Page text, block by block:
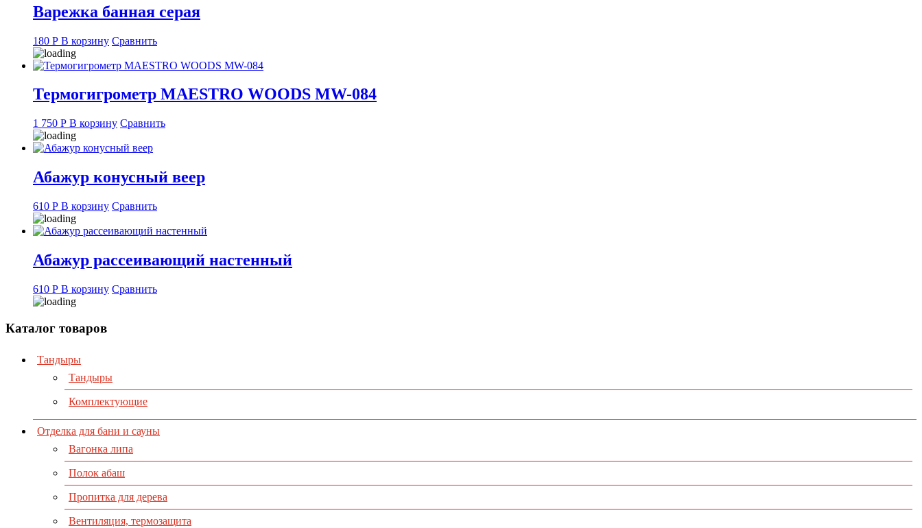
Варежка банная серая
180 Р В корзину Сравнить
Термогигрометр MAESTRO WOODS MW-084
1 750 Р В корзину Сравнить
Абажур конусный веер
610 Р В корзину Сравнить
Абажур рассеивающий настенный
610 Р В корзину Сравнить
Каталог товаров
Тандыры
Тандыры
Комплектующие
Отделка для бани и сауны
Вагонка липа
Полок абаш
Пропитка для дерева
Вентиляция, термозащита